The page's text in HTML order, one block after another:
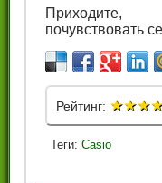
Приходите,
почувствовать
Рейтинг: ★★★
Теги:Casio